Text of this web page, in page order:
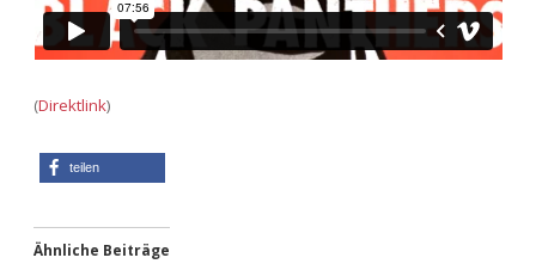
Adventskalender 2022
(Direktlink)
teilen
Ähnliche Beiträge